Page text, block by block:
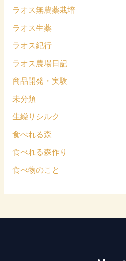
ラオス無農薬栽培
ラオス生薬
ラオス紀行
ラオス農場日記
商品開発・実験
未分類
生繰りシルク
食べれる森
食べれる森作り
食べ物のこと